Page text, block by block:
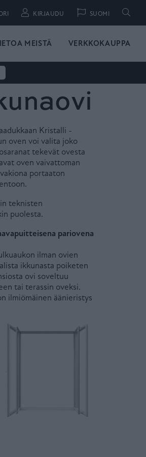
KIRJAUDU SUOMI Hae
MEISTÄ VERKKOKAUPPA
Kristalli -
oven voi valita joko
tekevät ovesta
oven vaivattoman
portaaton
teknisten
puolesta.
pariovena
ilman ovien
ikkunasta poiketen
ovi soveltuu
tai terassin oveksi.
ilmiömäinen äänieristys